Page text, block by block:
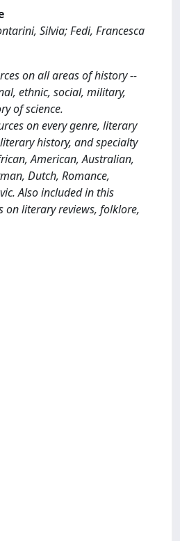
Silvia; Fedi, Francesca
on all areas of history --
ethnic, social, military,
of science.
on every genre, literary
history, and specialty
American, Australian,
Dutch, Romance,
Also included in this
on literary reviews, folklore,